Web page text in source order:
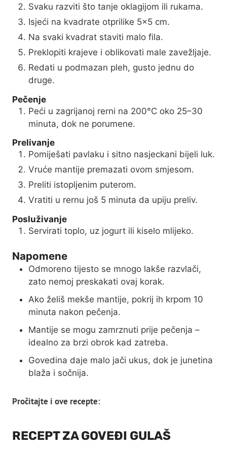
Svaku razviti što tanje oklagijom ili rukama.
Isjeći na kvadrate otprilike 5×5 cm.
Na svaki kvadrat staviti malo fila.
Preklopiti krajeve i oblikovati male zavežljaje.
Redati u podmazan pleh, gusto jednu do
druge.
Pečenje
Peći u zagrijanoj rerni na 200°C oko 25–30
minuta, dok ne porumene.
Prelivanje
Pomiješati pavlaku i sitno nasjeckani bijeli luk.
Vruće mantije premazati ovom smjesom.
Preliti istopljenim puterom.
Vratiti u rernu još 5 minuta da upiju preliv.
Posluživanje
Servirati toplo, uz jogurt ili kiselo mlijeko.
Napomene
Odmoreno tijesto se mnogo lakše razvlači,
zato nemoj preskakati ovaj korak.
Ako želiš mekše mantije, pokrij ih krpom 10
minuta nakon pečenja.
Mantije se mogu zamrznuti prije pečenja –
idealno za brzi obrok kad zatreba.
Govedina daje malo jači ukus, dok je junetina
blaža i sočnija.
Pročitajte i ove recepte:
RECEPT ZA GOVEĐI GULAŠ